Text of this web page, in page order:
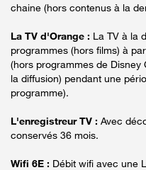
chaine (hors contenus à la
La TV d'Orange : La TV à la
programmes (hors films) à
(hors programmes de Disney
la diffusion) pendant une
programme).
L'enregistreur TV : Avec
conservés 36 mois.
Wifi 6E : Débit wifi avec une